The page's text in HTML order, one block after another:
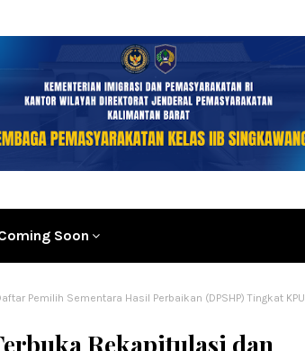
Soon
Pemilih Sementara Hasil Perbaikan (DPSHP) Tingkat KPU
Rekapitulasi dan